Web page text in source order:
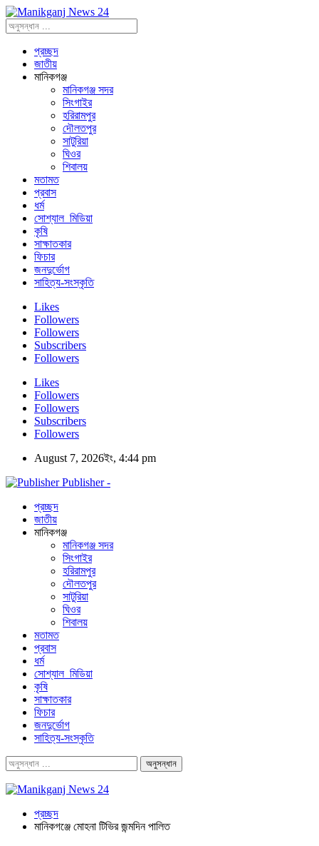
প্রচ্ছদ
জাতীয়
মানিকগঞ্জ
মানিকগঞ্জ সদর
সিংগাইর
হরিরামপুর
দৌলতপুর
সাটুরিয়া
ঘিওর
শিবালয়
মতামত
প্রবাস
ধর্ম
সোশ্যাল_মিডিয়া
কৃষি
সাক্ষাতকার
ফিচার
জনদুর্ভোগ
সাহিত্য-সংস্কৃতি
Likes
Followers
Followers
Subscribers
Followers
Likes
Followers
Followers
Subscribers
Followers
August 7, 2026ইং, 4:44 pm
Publisher -
প্রচ্ছদ
জাতীয়
মানিকগঞ্জ
মানিকগঞ্জ সদর
সিংগাইর
হরিরামপুর
দৌলতপুর
সাটুরিয়া
ঘিওর
শিবালয়
মতামত
প্রবাস
ধর্ম
সোশ্যাল_মিডিয়া
কৃষি
সাক্ষাতকার
ফিচার
জনদুর্ভোগ
সাহিত্য-সংস্কৃতি
প্রচ্ছদ
মানিকগঞ্জে মোহনা টিভির জন্মদিন পালিত